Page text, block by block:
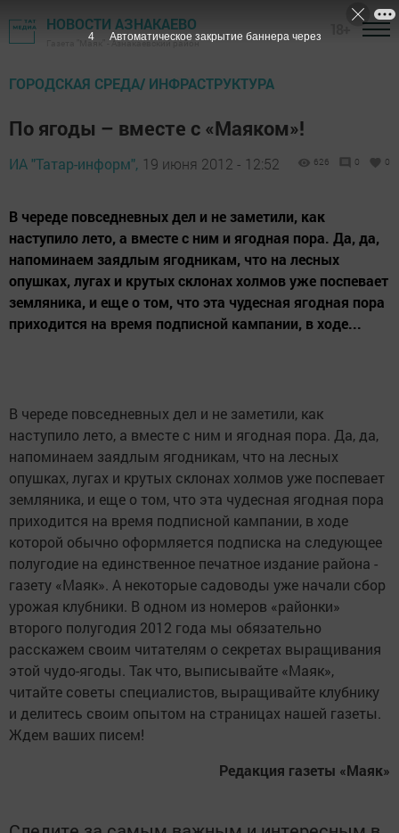
НОВОСТИ АЗНАКАЕВО
Газета "Маяк" - Азнакаевский район
ГОРОДСКАЯ СРЕДА/ ИНФРАСТРУКТУРА
По ягоды – вместе с «Маяком»!
ИА "Татар-информ", 19 июня 2012 - 12:52 626 0 0
В череде повседневных дел и не заметили, как
наступило лето, а вместе с ним и ягодная пора. Да, да,
напоминаем заядлым ягодникам, что на лесных
опушках, лугах и крутых склонах холмов уже поспевает
земляника, и еще о том, что эта чудесная ягодная пора
приходится на время подписной кампании, в ходе...
В череде повседневных дел и не заметили, как
наступило лето, а вместе с ним и ягодная пора. Да, да,
напоминаем заядлым ягодникам, что на лесных
опушках, лугах и крутых склонах холмов уже поспевает
земляника, и еще о том, что эта чудесная ягодная пора
приходится на время подписной кампании, в ходе
которой обычно оформляется подписка на следующее
полугодие на единственное печатное издание района -
газету «Маяк». А некоторые садоводы уже начали сбор
урожая клубники. В одном из номеров «районки»
второго полугодия 2012 года мы обязательно
расскажем своим читателям о секретах выращивания
этой чудо-ягоды. Так что, выписывайте «Маяк»,
читайте советы специалистов, выращивайте клубнику
и делитесь своим опытом на страницах нашей газеты.
Ждем ваших писем!
Редакция газеты «Маяк»
3 Автоматическое закрытие баннера через